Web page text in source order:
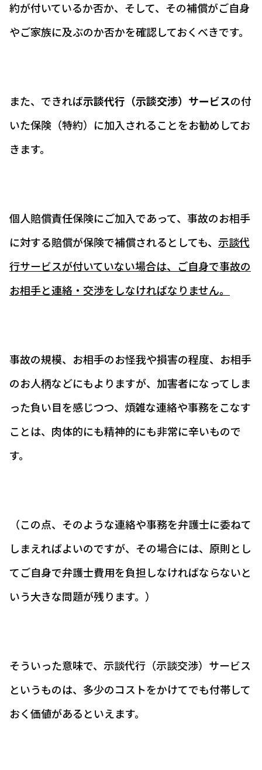
約が付いているか否か、そして、その補償がご自身
やご家族に及ぶのか否かを確認しておくべきです。
また、できれば示談代行（示談交渉）サービスの付
いた保険（特約）に加入されることをお勧めしてお
きます。
個人賠償責任保険にご加入であって、事故のお相手
に対する賠償が保険で補償されるとしても、 示談代
行サービスが付いていない場合は、ご自身で事故の
お相手と連絡・交渉をしなければなりません。
事故の規模、お相手のお怪我や損害の程度、お相手
のお人柄などにもよりますが、加害者になってしま
った負い目を感じつつ、煩雑な連絡や事務をこなす
ことは、肉体的にも精神的にも非常に辛いもので
す。
（この点、そのような連絡や事務を弁護士に委ねて
しまえればよいのですが、その場合には、原則とし
てご自身で弁護士費用を負担しなければならないと
いう大きな問題が残ります。）
そういった意味で、示談代行（示談交渉）サービス
というものは、多少のコストをかけてでも付帯して
おく価値があるといえます。